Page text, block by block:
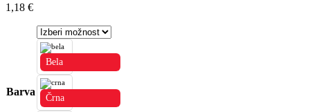
1,18 €
Barva
Bela
Črna